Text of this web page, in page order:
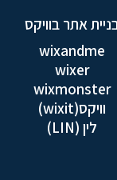
אתר בוויקס
wixandme
wixer
wixmonster
וויקס(wixit)
לין (LIN)